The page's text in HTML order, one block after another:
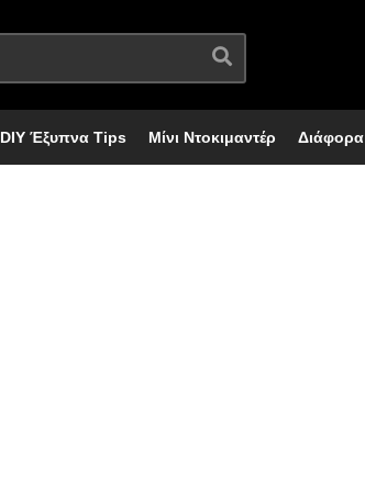
DIY Έξυπνα Tips Μίνι Ντοκιμαντέρ Διάφορα